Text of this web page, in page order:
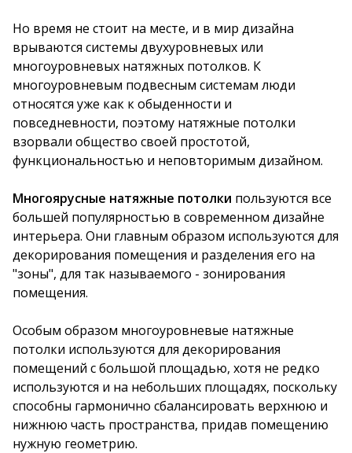
Но время не стоит на месте, и в мир дизайна
врываются системы двухуровневых или
многоуровневых натяжных потолков. К
многоуровневым подвесным системам люди
относятся уже как к обыденности и
повседневности, поэтому натяжные потолки
взорвали общество своей простотой,
функциональностью и неповторимым дизайном.
Многоярусные натяжные потолки пользуются все
большей популярностью в современном дизайне
интерьера. Они главным образом используются для
декорирования помещения и разделения его на
"зоны", для так называемого - зонирования
помещения.
Особым образом многоуровневые натяжные
потолки используются для декорирования
помещений с большой площадью, хотя не редко
используются и на небольших площадях, поскольку
способны гармонично сбалансировать верхнюю и
нижнюю часть пространства, придав помещению
нужную геометрию.